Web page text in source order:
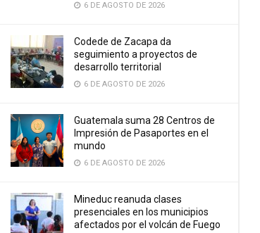
6 DE AGOSTO DE 2026
Codede de Zacapa da
seguimiento a proyectos de
desarrollo territorial
6 DE AGOSTO DE 2026
Guatemala suma 28 Centros de
Impresión de Pasaportes en el
mundo
6 DE AGOSTO DE 2026
Mineduc reanuda clases
presenciales en los municipios
afectados por el volcán de Fuego